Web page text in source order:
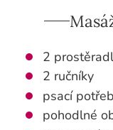
2
2 ručníky
psací
pohodlné